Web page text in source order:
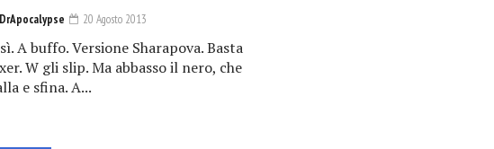
DrApocalypse 20 Agosto 2013
A buffo. Versione Sharapova. Basta
W gli slip. Ma abbasso il nero, che
e sfina. A...